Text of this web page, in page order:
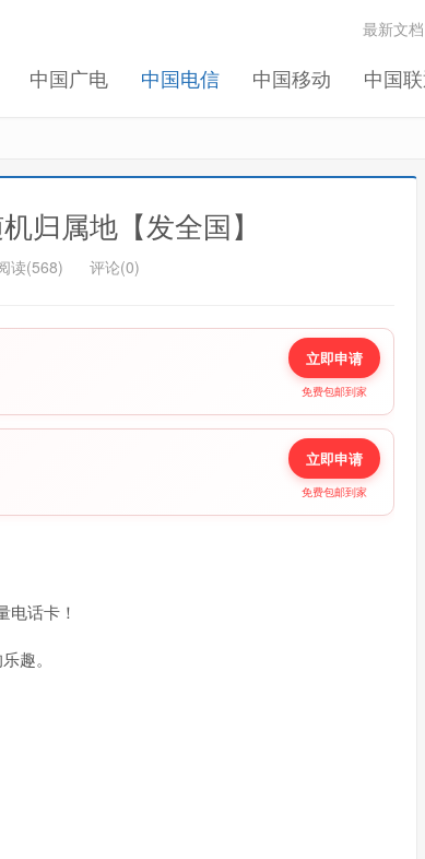
中国广电 中国电信 中国移动 中国
最新文档
归属地【发全国】
读(568) 评论(0)
立即申请
免费包邮到家
立即申请
免费包邮到家
电话卡！
趣。